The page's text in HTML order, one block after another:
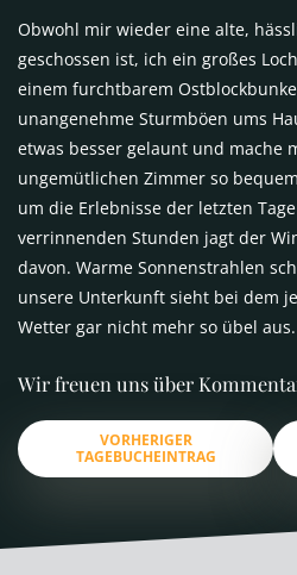
Obwohl mir wieder eine alte,
geschossen ist, ich ein großes
einem furchtbarem
unangenehme Sturmböen ums
etwas besser gelaunt und mache
ungemütlichen Zimmer so
um die Erlebnisse der letzten
verrinnenden Stunden jagt der
davon. Warme Sonnenstrahlen
unsere Unterkunft sieht bei dem
Wetter gar nicht mehr so übel aus.
Wir freuen uns über
VORHERIGER
TAGEBUCHEINTRAG